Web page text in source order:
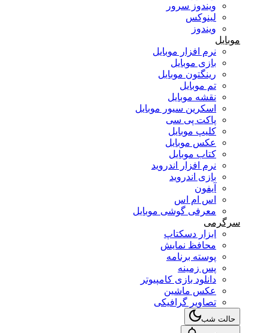
ویندوز سرور
لینوکس
ویندوز
موبایل
نرم افزار موبایل
بازی موبایل
رینگتون موبایل
تم موبایل
نقشه موبایل
اسکرین سیور موبایل
پاکت پی سی
کلیپ موبایل
عکس موبایل
کتاب موبایل
نرم افزار اندروید
بازی اندروید
آیفون
اس ام اس
معرفی گوشی موبایل
سرگرمی
ابزار دسکتاپ
محافظ نمایش
پوسته برنامه
پس زمینه
دانلود بازی کامپیوتر
عکس ماشین
تصاویر گرافیکی
حالت شب